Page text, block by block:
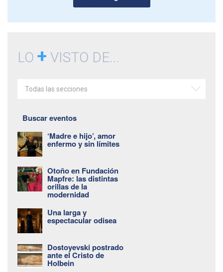
LO + VISTO DE...
Todas las secciones
Buscar eventos
‘Madre e hijo’, amor
enfermo y sin límites
Otoño en Fundación
Mapfre: las distintas
orillas de la
modernidad
Una larga y
espectacular odisea
Dostoyevski postrado
ante el Cristo de
Holbein